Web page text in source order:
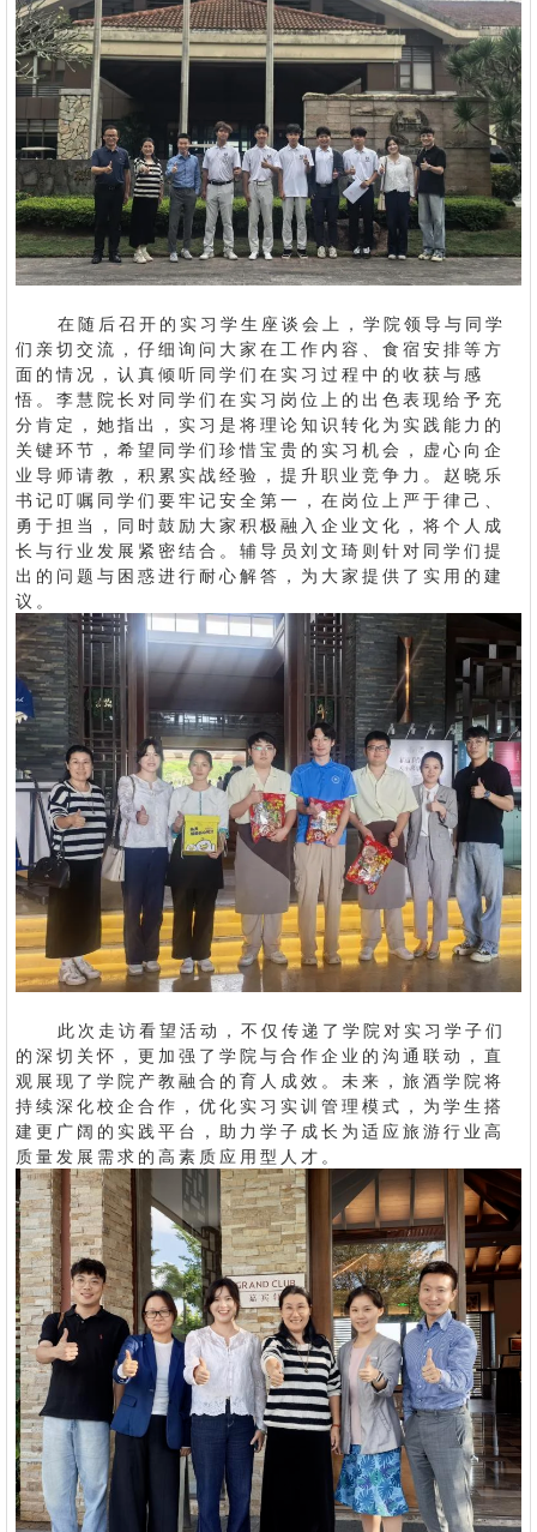
在随后召开的实习学生座谈会上，学院领导与同学
们亲切交流，仔细询问大家在工作内容、食宿安排等方
面的情况，认真倾听同学们在实习过程中的收获与感
悟。李慧院长对同学们在实习岗位上的出色表现给予充
分肯定，她指出，实习是将理论知识转化为实践能力的
关键环节，希望同学们珍惜宝贵的实习机会，虚心向企
业导师请教，积累实战经验，提升职业竞争力。赵晓乐
书记叮嘱同学们要牢记安全第一，在岗位上严于律己、
勇于担当，同时鼓励大家积极融入企业文化，将个人成
长与行业发展紧密结合。辅导员刘文琦则针对同学们提
出的问题与困惑进行耐心解答，为大家提供了实用的建
议。
此次走访看望活动，不仅传递了学院对实习学子们
的深切关怀，更加强了学院与合作企业的沟通联动，直
观展现了学院产教融合的育人成效。未来，旅酒学院将
持续深化校企合作，优化实习实训管理模式，为学生搭
建更广阔的实践平台，助力学子成长为适应旅游行业高
质量发展需求的高素质应用型人才。